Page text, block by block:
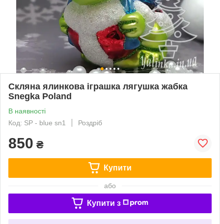
Скляна ялинкова іграшка лягушка жабка
Snegka Poland
В наявності
Код: SP - blue sn1
Роздріб
850 ₴
Купити
або
Купити з